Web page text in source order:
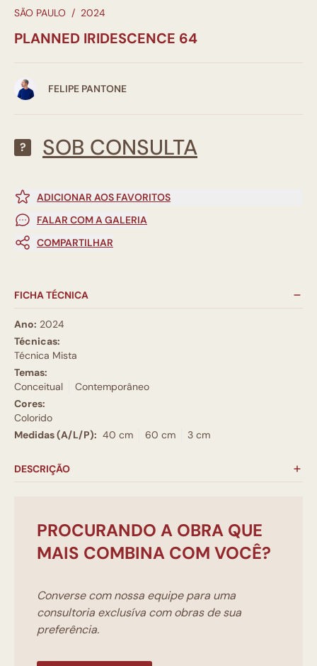
SÃO PAULO / 2024
PLANNED IRIDESCENCE 64
FELIPE PANTONE
? SOB CONSULTA
ADICIONAR AOS FAVORITOS
FALAR COM A GALERIA
COMPARTILHAR
FICHA TÉCNICA
Ano: 2024
Técnicas:
Técnica Mista
Temas:
Conceitual
Contemporâneo
Cores:
Colorido
Medidas (A/L/P): 40 cm 60 cm 3 cm
DESCRIÇÃO
PROCURANDO A OBRA QUE
MAIS COMBINA COM VOCÊ?
Converse com nossa equipe para uma
consultoria exclusíva com obras de sua
preferência.